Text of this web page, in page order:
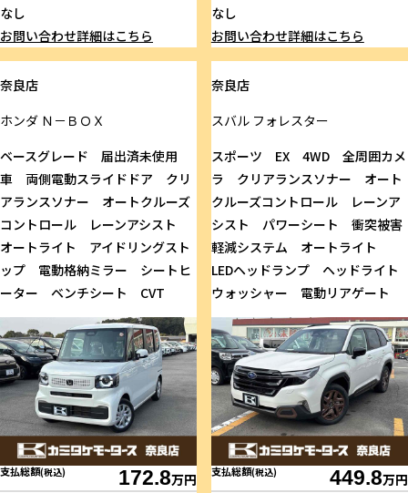
なし
お問い合わせ詳細はこちら
なし
お問い合わせ詳細はこちら
奈良店
ホンダ Ｎ－ＢＯＸ
ベースグレード 届出済未使用
車 両側電動スライドドア クリ
アランスソナー オートクルーズ
コントロール レーンアシスト
オートライト アイドリングスト
ップ 電動格納ミラー シートヒ
ーター ベンチシート CVT
支払総額(税込) 172.8万円
奈良店
スバルフォレスター
スポーツ EX 4WD 全周囲カメ
ラ クリアランスソナー オート
クルーズコントロール レーンア
シスト パワーシート 衝突被害
軽減システム オートライト
LEDヘッドランプ ヘッドライト
ウォッシャー 電動リアゲート
支払総額(税込) 449.8万円